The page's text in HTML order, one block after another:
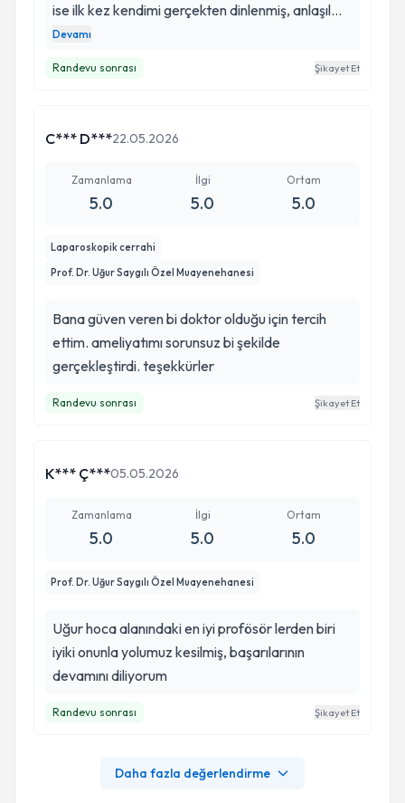
ise ilk kez kendimi gerçekten dinlenmiş, anlaşılmış
ve detaylı şekilde bilgilendirilmiş hissettim.
gerçekten takdire değer. Bir doktorun bilgisi
kadar hastasına hissettirdiği güvenin de önemli
başvurmuşum. Kendisine emekleri ve yaklaşımı
için teşekkür ediyor, gönül rahatlığıyla tavsiye
Devamı
Randevu sonrası Şikayet Et
C*** D***22.05.2026
Zamanlama
5.0
İlgi
5.0
Ortam
5.0
Laparoskopik cerrahi
Prof. Dr. Uğur Saygılı Özel Muayenehanesi
Bana güven veren bi doktor olduğu için tercih
ettim. ameliyatımı sorunsuz bi şekilde
gerçekleştirdi. teşekkürler
Randevu sonrası Şikayet Et
K*** Ç***05.05.2026
Zamanlama
5.0
İlgi
5.0
Ortam
5.0
Prof. Dr. Uğur Saygılı Özel Muayenehanesi
Uğur hoca alanındaki en iyi profösör lerden biri
iyiki onunla yolumuz kesilmiş, başarılarının
devamını diliyorum
Randevu sonrası Şikayet Et
Daha fazla değerlendirme